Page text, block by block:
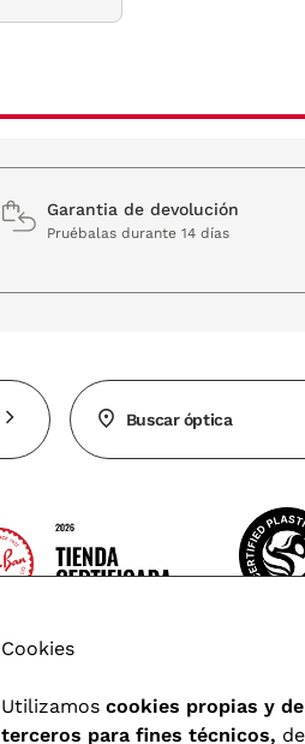
Garantia de devolución
Pruébalas durante 14 días
Buscar óptica
Cookies
Utilizamos cookies propias y de
terceros para fines técnicos, de